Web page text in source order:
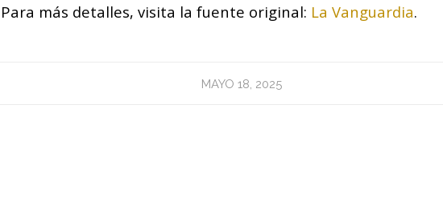
Para más detalles, visita la fuente original: La Vanguardia.
MAYO 18, 2025